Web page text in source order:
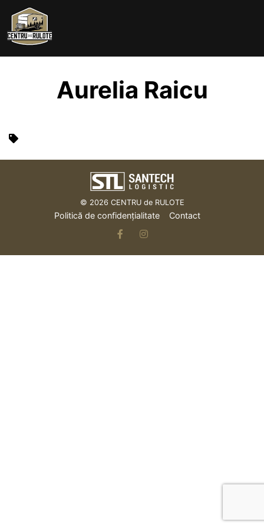
content
Aurelia Raicu
© 2026 CENTRU de RULOTE
Politică de confidențialitate Contact